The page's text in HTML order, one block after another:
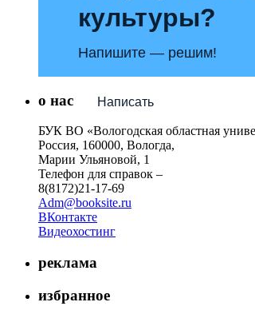
культуры?
Напишите — решим!
Написать
о нас
БУК ВО «Вологодская областная
Россия, 160000, Вологда,
Марии Ульяновой, 1
Телефон для справок –
8(8172)21-17-69
Adm@booksite.ru
ВКонтакте
Видеохостинг
реклама
избранное